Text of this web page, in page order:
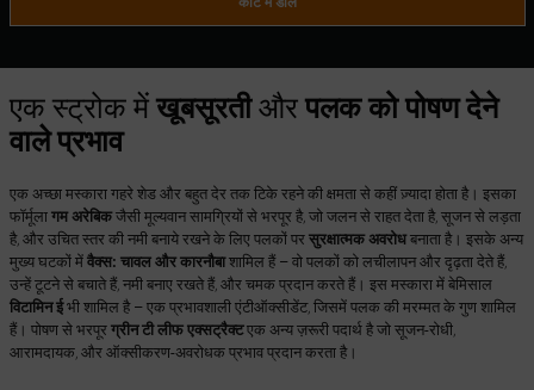
एक स्ट्रोक में खूबसूरतीऔर पलक को पोषण देने
वाले प्रभाव
एक अच्छा मस्कारा गहरे शेड और बहुत देर तक टिके रहने की क्षमता से कहीं ज़्यादा होता है। इसका
फॉर्मूला गम अरेबिकजैसी मूल्यवान सामग्रियों से भरपूर है, जो जलन से राहत देता है, सूजन से लड़ता
है, और उचित स्तर की नमी बनाये रखने के लिए पलकों पर सुरक्षात्मक अवरोधबनाता है। इसके अन्य
मुख्य घटकों में वैक्स: चावल और कारनौबाशामिल हैं – वो पलकों को लचीलापन और दृढ़ता देते हैं,
उन्हें टूटने से बचाते हैं, नमी बनाए रखते हैं, और चमक प्रदान करते हैं। इस मस्कारा में बेमिसाल
विटामिन ईभी शामिल है – एक प्रभावशाली एंटीऑक्सीडेंट, जिसमें पलक की मरम्मत के गुण शामिल
हैं। पोषण से भरपूर ग्रीन टी लीफ एक्सट्रैक्टएक अन्य ज़रूरी पदार्थ है जो सूजन-रोधी,
आरामदायक, और ऑक्सीकरण-अवरोधक प्रभाव प्रदान करता है।